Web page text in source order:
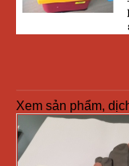
Xem sản phẩm,